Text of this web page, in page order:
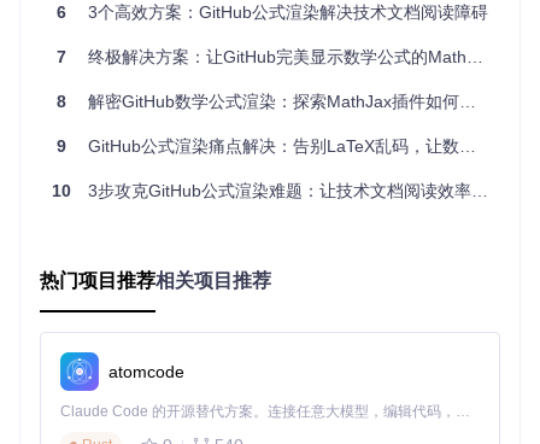
分为以下几个步骤：
技术原理图解
图：GitHub MathJax插件在GitHub页面上渲染数学公式的效
果展示，包含多个复杂的数学表达式在网页中的显示效果
页面加载监听：插件在GitHub页面加载完成后，自动启动
公式识别与提取 ：通过正则表达式匹配，插件能够准确识
别出文档中的LaTeX公式代码，包括行内公式和块级公
式。
MathJax渲染引擎调用
能，将提取到的LaTeX代码转换为高质量的数学公式图
像。
6 3个高效方案：GitHub公式渲染解决技术文档阅读障碍
7 终极解决方案：让GitHub完美显示数学公式的MathJax插件
8 解密GitHub数学公式渲染：探索MathJax插件如何解决开发者的公式显示难题
9 GitHub公式渲染痛点解决：告别LaTeX乱码，让数学公式完美呈现
10 3步攻克GitHub公式渲染难题：让技术文档阅读效率提升80%
热门项目推荐相关项目推荐
atomcode
Claude Code 的开源替代方案。连接任意大模型，编辑代码，运行命令，自动验证 — 全自动执行。用 Rust 构建，极致性能。 ｜ An open-source alternative to Claude Code. Connect any LLM, edit code, run commands, and verify changes — autonomously. Built in Rust for speed. Get Started